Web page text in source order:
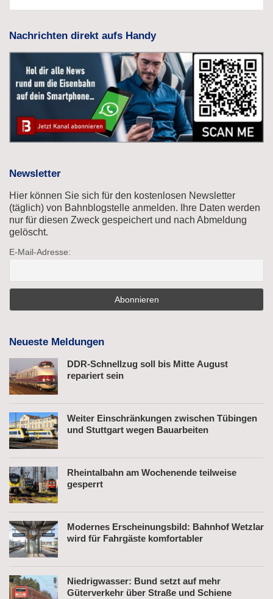
Nachrichten direkt aufs Handy
Newsletter
Hier können Sie sich für den kostenlosen Newsletter
(täglich) von Bahnblogstelle anmelden. Ihre Daten werden
nur für diesen Zweck gespeichert und nach Abmeldung
gelöscht.
E-Mail-Adresse:
Neueste Meldungen
DDR-Schnellzug soll bis Mitte August
repariert sein
Weiter Einschränkungen zwischen Tübingen
und Stuttgart wegen Bauarbeiten
Rheintalbahn am Wochenende teilweise
gesperrt
Modernes Erscheinungsbild: Bahnhof Wetzlar
wird für Fahrgäste komfortabler
Niedrigwasser: Bund setzt auf mehr
Güterverkehr über Straße und Schiene